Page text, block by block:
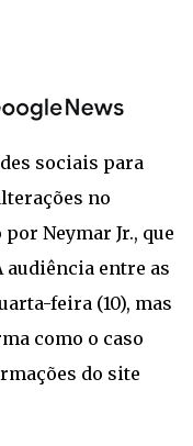
sociais para
no
Neymar Jr., que
audiência entre as
feira (10), mas
como o caso
do site